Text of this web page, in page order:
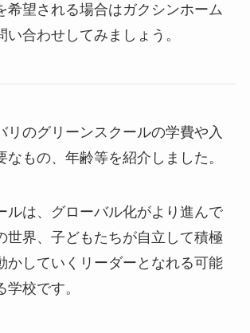
希望される場合はガクシンホーム
い合わせしてみましょう。
リのグリーンスクールの学費や入
なもの、年齢等を紹介しました。
ルは、グローバル化がより進んで
世界、子どもたちが自立して積極
かしていくリーダーとなれる可能
校です。